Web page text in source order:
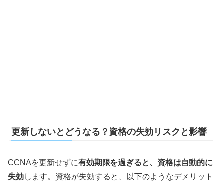
更新しないとどうなる？資格の失効リスクと影響
CCNAを更新せずに有効期限を過ぎると、資格は自動的に
失効します。資格が失効すると、以下のようなデメリット